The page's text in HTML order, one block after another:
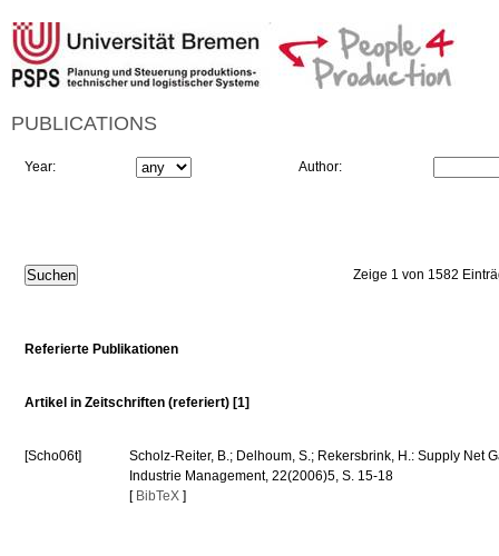
PUBLICATIONS
Year: Author:
Zeige 1 von 1582
Referierte Publikationen
Artikel in Zeitschriften (referiert) [1]
[Scho06t]
Scholz-Reiter, B.; Delhoum, S.; Rekersbrink, H.: Supply Net
Industrie Management, 22(2006)5, S. 15-18
[ BibTeX ]